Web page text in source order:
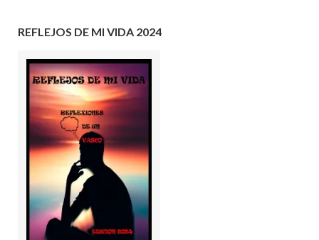
REFLEJOS DE MI VIDA 2024